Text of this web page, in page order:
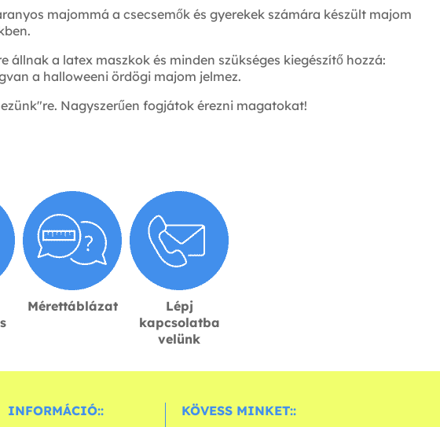
majommá a csecsemők és gyerekek számára készült majom
a latex maszkok és minden szükséges kiegészítő hozzá:
a halloweeni ördögi majom jelmez.
Nagyszerűen fogjátok érezni magatokat!
Mérettáblázat
Lépj
kapcsolatba
velünk
INFORMÁCIÓ:: KÖVESS MINKET::